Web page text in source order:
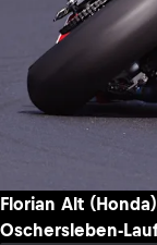
Florian Alt
Oschersleben-